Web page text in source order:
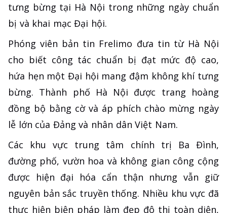
tưng bừng tại Hà Nội trong những ngày chuẩn
bị và khai mạc Đại hội.
Phóng viên bản tin Frelimo đưa tin từ Hà Nội
cho biết công tác chuẩn bị đạt mức độ cao,
hứa hẹn một Đại hội mang đậm không khí tưng
bừng. Thành phố Hà Nội được trang hoàng
đồng bộ bằng cờ và áp phích chào mừng ngày
lễ lớn của Đảng và nhân dân Việt Nam.
Các khu vực trung tâm chính trị Ba Đình,
đường phố, vườn hoa và không gian công cộng
được hiện đại hóa cẩn thận nhưng vẫn giữ
nguyên bản sắc truyền thống. Nhiều khu vực đã
thực hiện biện pháp làm đẹp đô thị toàn diện,